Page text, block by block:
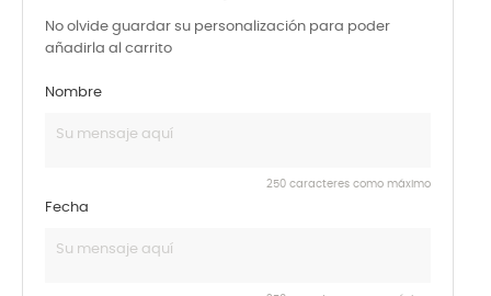
No olvide guardar su personalización para poder
añadirla al carrito
Nombre
250 caracteres como máximo
Fecha